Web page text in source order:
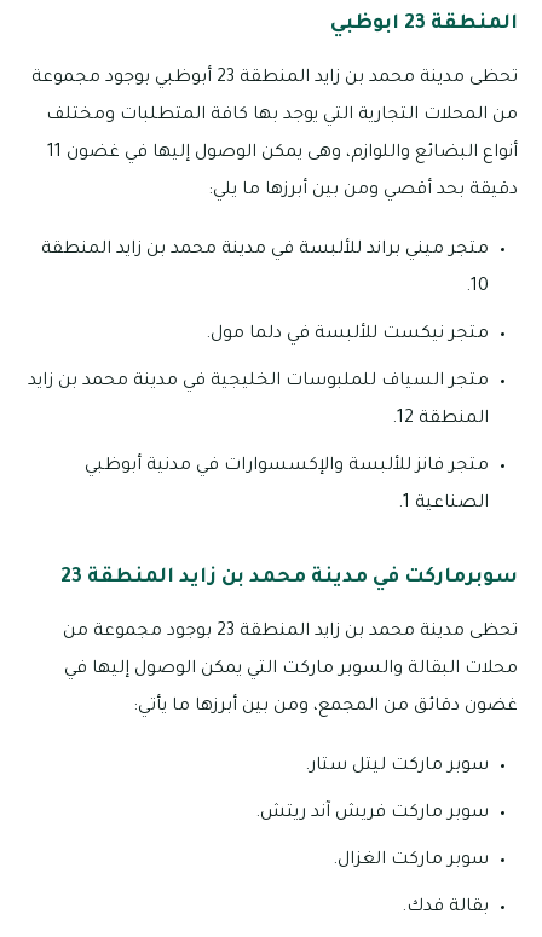
المنطقة 23 ابوظبي
تحظى مدينة محمد بن زايد المنطقة 23 أبوظبي بوجود مجموعة
من المحلات التجارية التي يوجد بها كافة المتطلبات ومختلف
أنواع البضائع واللوازم، وهى يمكن الوصول إليها في غضون 11
دقيقة بحد أقصي ومن بين أبرزها ما يلي:
متجر ميني براند للألبسة في مدينة محمد بن زايد المنطقة
10.
متجر نيكست للألبسة في دلما مول.
متجر السياف للملبوسات الخليجية في مدينة محمد بن زايد
المنطقة 12.
متجر فانز للألبسة والإكسسوارات في مدنية أبوظبي
الصناعية 1.
سوبرماركت في مدينة محمد بن زايد المنطقة 23
تحظى مدينة محمد بن زايد المنطقة 23 بوجود مجموعة من
محلات البقالة والسوبر ماركت التي يمكن الوصول إليها في
غضون دقائق من المجمع، ومن بين أبرزها ما يأتي:
سوبر ماركت ليتل ستار.
سوبر ماركت فريش آند ريتش.
سوبر ماركت الغزال.
بقالة فدك.